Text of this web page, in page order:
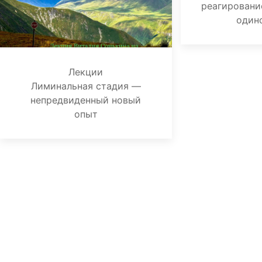
Лекции
Лиминальная стадия —
непредвиденный новый
опыт